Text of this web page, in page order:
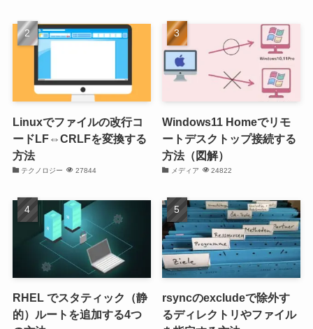
Linuxでファイルの改行コ
ードLF⇔CRLFを変換する
方法
テクノロジー 27844
Windows11 Homeでリモ
ートデスクトップ接続する
方法（図解）
メディア 24822
RHEL でスタティック（静
的）ルートを追加する4つ
rsyncのexcludeで除外す
るディレクトリやファイル